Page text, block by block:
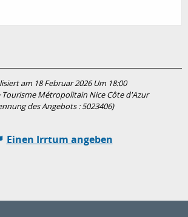
am 18 Februar 2026 Um 18:00
Tourisme Métropolitain Nice Côte d'Azur
des Angebots :5023406)
Einen Irrtum angeben